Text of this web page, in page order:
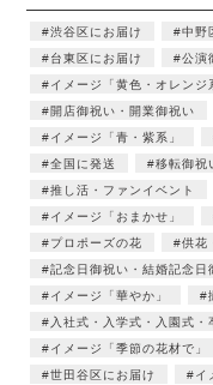
渋谷区にお届け 中野
台東区にお届け
公演
イメージ「黄色・オレンジ
開店御祝い・開業御祝い
イメージ「青・紫系」
全国に発送
移転御祝
推し活・ファンイベント
イメージ「おまかせ」
プロポーズの花
供花
記念日御祝い・結婚記念日
イメージ「華やか」
入社式・入学式・入園式・
イメージ「季節の花材で」
世田谷区にお届け
イ